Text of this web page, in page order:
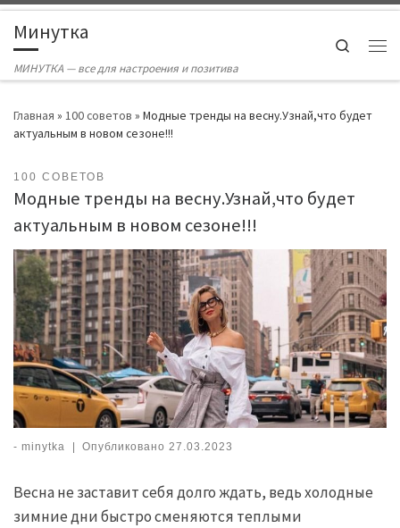
Skip to content
Минутка
МИНУТКА — все для настроения и позитива
Search
Главная » 100 советов » Модные тренды на весну.Узнай,что будет
актуальным в новом сезоне!!!
100 СОВЕТОВ
Модные тренды на весну.Узнай,что будет
актуальным в новом сезоне!!!
- minytka Опубликовано27.03.2023
Весна не заставит себя долго ждать, ведь холодные
зимние дни быстро сменяются теплыми